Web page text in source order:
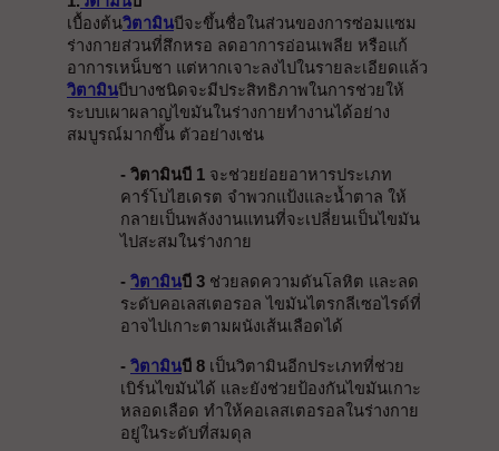
เบื้องต้นวิตามินบีจะขึ้นชื่อในส่วนของการซ่อมแซม
ร่างกายส่วนที่สึกหรอ ลดอาการอ่อนเพลีย หรือแก้
วิตามินบีบางชนิดจะมีประสิทธิภาพในการช่วยให้
ระบบเผาผลาญไขมันในร่างกายทำงานได้อย่าง
สมบูรณ์มากขึ้น ตัวอย่างเช่น
- วิตามินบี 1 จะช่วยย่อยอาหารประเภท
คาร์โบไฮเดรต จำพวกแป้งและน้ำตาล ให้
กลายเป็นพลังงานแทนที่จะเปลี่ยนเป็นไขมัน
ไปสะสมในร่างกาย
- วิตามินบี 3 ช่วยลดความดันโลหิต และลด
ระดับคอเลสเตอรอล ไขมันไตรกลีเซอไรด์ที่
อาจไปเกาะตามผนังเส้นเลือดได้
- วิตามินบี 8 เป็นวิตามินอีกประเภทที่ช่วย
เบิร์นไขมันได้ และยังช่วยป้องกันไขมันเกาะ
หลอดเลือด ทำให้คอเลสเตอรอลในร่างกาย
อยู่ในระดับที่สมดุล